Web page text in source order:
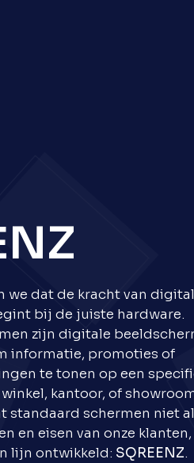
we dat de kracht van digital
bij de juiste hardware.
zijn digitale
informatie, promoties of
te tonen op een
kantoor, of
standaard schermen niet
en eisen van onze klanten,
lijn ontwikkeld: SQREENZ.